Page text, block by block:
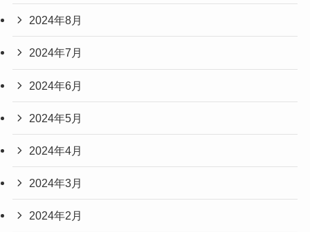
2024年8月
2024年7月
2024年6月
2024年5月
2024年4月
2024年3月
2024年2月